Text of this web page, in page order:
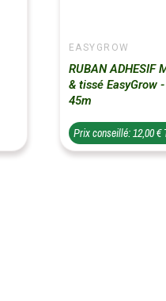
EASYGROW
RUBAN ADHESIF
& tissé EasyGrow
45m
Prix conseillé: 12,00 €